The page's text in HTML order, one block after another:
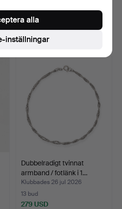
Stämplad, '333'.
Klubbades 30 jul 2026
16 bud
140 USD
Dubbelradigt tvinnat
armband / fotlänk i 1…
Klubbades 26 jul 2026
13 bud
279 USD
inställningar
alla